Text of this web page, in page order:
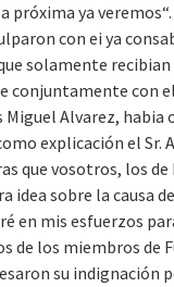
próxima ya veremos“.
con ei ya
solamente recibian
conjuntamente con
Miguel Alvarez, habia
explicación el Sr.
que vosotros, los de
idea sobre la causa
en mis esfuerzos
de los miembros de
su indignación